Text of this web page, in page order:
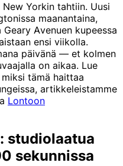
Yorkin tahtiin. Uusi
maanantaina,
Avenuen kupeessa
ensi viikolla.
päivänä — et kolmen
on aikaa. Lue
tämä haittaa
artikkeleistamme
Lontoon
studiolaatua
sekunnissa